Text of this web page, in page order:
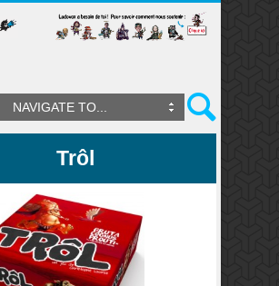
NAVIGATE TO...
Trôl